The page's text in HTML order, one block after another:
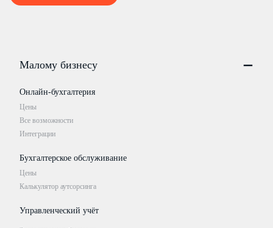
Малому бизнесу
Онлайн-бухгалтерия
Цены
Все возможности
Интеграции
Бухгалтерское обслуживание
Цены
Калькулятор аутсорсинга
Управленческий учёт